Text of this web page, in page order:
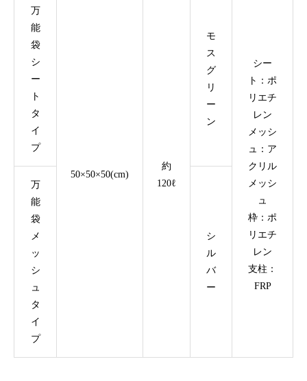
万
能
袋
シ
ー
ト
タ
イ
プ
50×50×50(cm)
約
120ℓ
モ
ス
グ
リ
ー
ン
シー
ト：ポ
リエチ
レン
メッシ
ュ：ア
クリル
メッシ
ュ
枠：ポ
リエチ
レン
支柱：
FRP
万
能
袋
メ
ッ
シ
ュ
タ
イ
プ
シ
ル
バ
ー